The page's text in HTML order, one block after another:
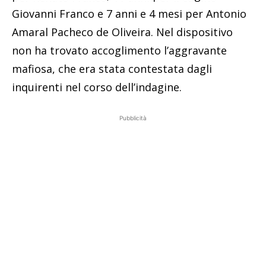
Giovanni Franco e 7 anni e 4 mesi per Antonio
Amaral Pacheco de Oliveira. Nel dispositivo
non ha trovato accoglimento l’aggravante
mafiosa, che era stata contestata dagli
inquirenti nel corso dell’indagine.
Pubblicità